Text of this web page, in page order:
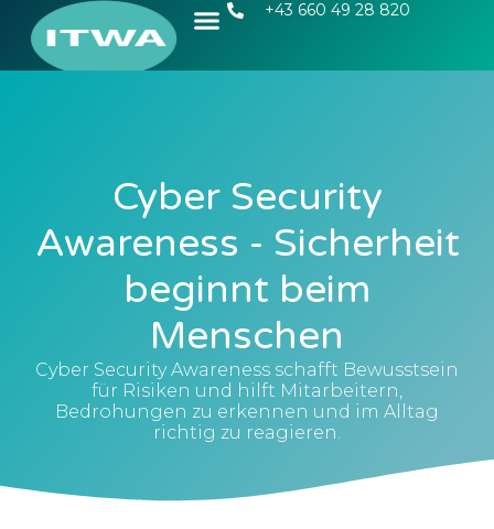
+43 660 49 28 820
Cyber Security
Awareness - Sicherheit
beginnt beim
Menschen
Cyber Security Awareness schafft Bewusstsein
für Risiken und hilft Mitarbeitern,
Bedrohungen zu erkennen und im Alltag
richtig zu reagieren.